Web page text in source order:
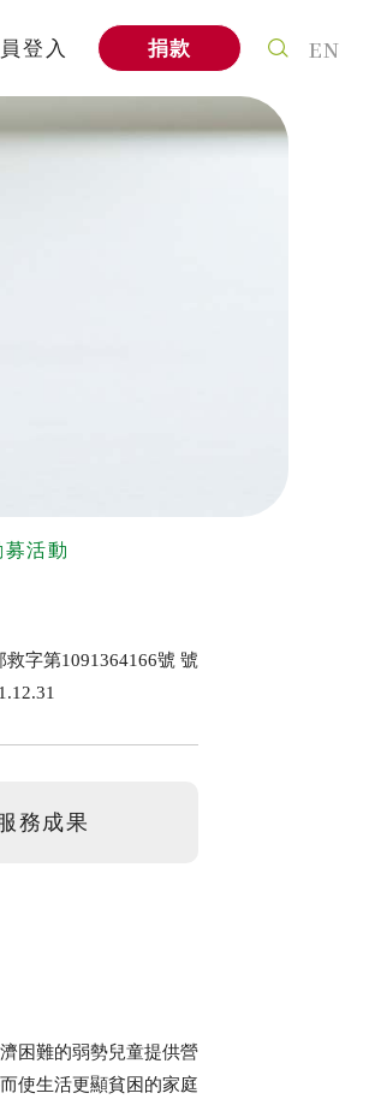
登入 捐款 EN
活動
字第1091364166號 號
務成果
困難的弱勢兒童提供營
使生活更顯貧困的家庭